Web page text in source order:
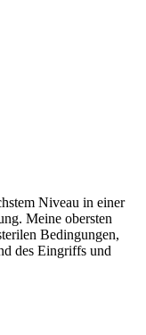
Niveau in einer
Meine obersten
Bedingungen,
des Eingriffs und